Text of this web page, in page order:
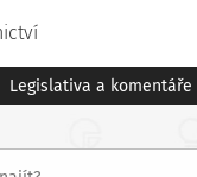
Legislativa a komentáře